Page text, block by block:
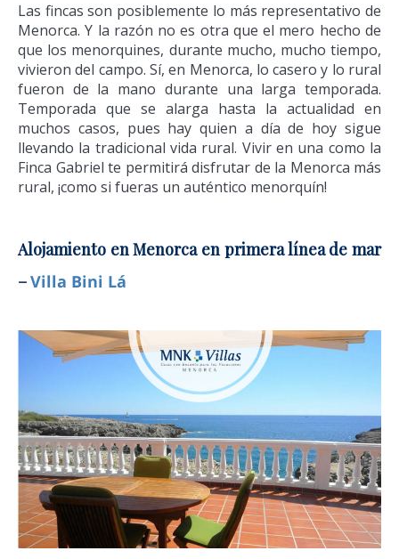
Las fincas son posiblemente lo más representativo de
Menorca. Y la razón no es otra que el mero hecho de
que los menorquines, durante mucho, mucho tiempo,
vivieron del campo. Sí, en Menorca, lo casero y lo rural
fueron de la mano durante una larga temporada.
Temporada que se alarga hasta la actualidad en
muchos casos, pues hay quien a día de hoy sigue
llevando la tradicional vida rural. Vivir en una como la
Finca Gabriel te permitirá disfrutar de la Menorca más
rural, ¡como si fueras un auténtico menorquín!
Alojamiento en Menorca en primera línea de mar
–Villa Bini Lá